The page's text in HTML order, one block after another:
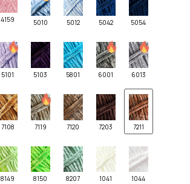
4159 5010 5012 5042 5054
5101 5103 5801 6001 6013
7108 7119 7120 7203 7211
8149 8150 8207 1041 1044